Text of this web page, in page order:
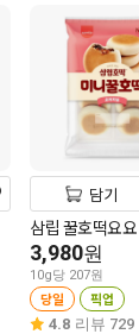
담기
삼립 꿀호떡요
3,980원
10g당 207원
당일 픽업
4.8 리뷰 729